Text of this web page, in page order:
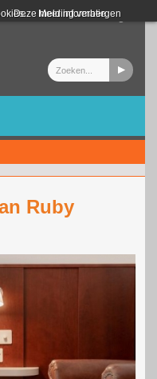
Meer informatie
Deze melding verbergen
Login
Ruby